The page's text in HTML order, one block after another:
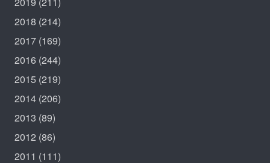
2018 (214)
2017 (169)
2016 (244)
2015 (219)
2014 (206)
2013 (89)
2012 (86)
2011 (111)